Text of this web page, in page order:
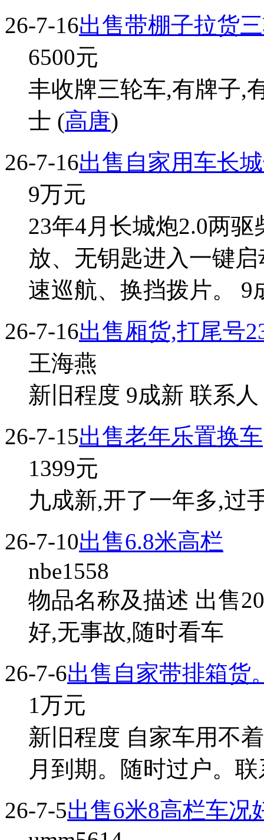
26-7-16出售带棚子拉货
6500元
丰收牌三轮车,有牌子,
士 (高唐)
26-7-16出售自家用车长
9万元
23年4月长城炮2.0两
放、无钥匙进入一键
速巡航、换挡拨片。 9
26-7-16出售厢货,打尾号
王海燕
新旧程度 9成新 联系人
26-7-15出售老年乐置换车
1399元
九成新,开了一年多,过
26-7-10出售6.8米高栏
nbe1558
物品名称及描述 出售
好,无事故,随时看车
26-7-6出售自家带排箱货
1万元
新旧程度 自家车用不
月到期。随时过户。
26-7-5出售6米8高栏车况